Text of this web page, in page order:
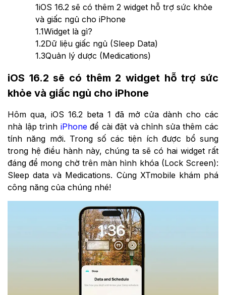
1iOS 16.2 sẽ có thêm 2 widget hỗ trợ sức khỏe
và giấc ngủ cho iPhone
1.1Widget là gì?
1.2Dữ liệu giấc ngủ (Sleep Data)
1.3Quản lý dược (Medications)
iOS 16.2 sẽ có thêm 2 widget hỗ trợ sức
khỏe và giấc ngủ cho iPhone
Hôm qua, iOS 16.2 beta 1 đã mở cửa dành cho các
nhà lập trình iPhoneđể cài đặt và chỉnh sửa thêm các
tính năng mới. Trong số các tiện ích được bổ sung
trong hệ điều hành này, chúng ta sẽ có hai widget rất
đáng để mong chờ trên màn hình khóa (Lock Screen):
Sleep data và Medications. Cùng XTmobile khám phá
công năng của chúng nhé!